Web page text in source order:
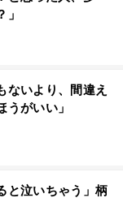
ないより、間違え
うがいい」
と泣いちゃう」柄